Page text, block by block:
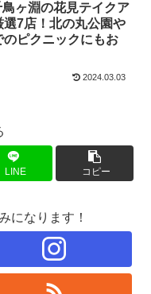
ヶ淵の花見テイクア
選7店！北の丸公園や
のピクニックにもお
2024.03.03
LINE コピー
になります！